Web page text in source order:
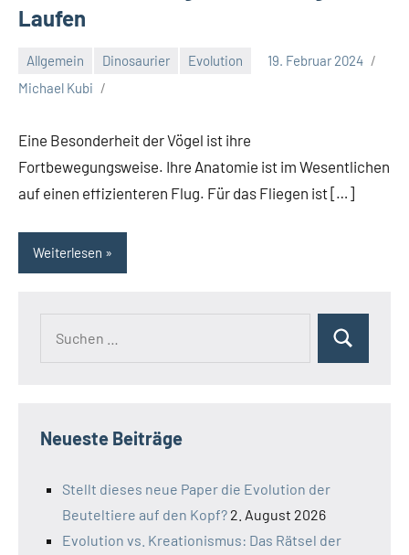
Laufen
Allgemein Dinosaurier Evolution
19. Februar 2024
Michael Kubi
Eine Besonderheit der Vögel ist ihre
Fortbewegungsweise. Ihre Anatomie ist im Wesentlichen
auf einen effizienteren Flug. Für das Fliegen ist […]
Weiterlesen
Suchen
Neueste Beiträge
Stellt dieses neue Paper die Evolution der
Beuteltiere auf den Kopf? 2. August 2026
Evolution vs. Kreationismus: Das Rätsel der